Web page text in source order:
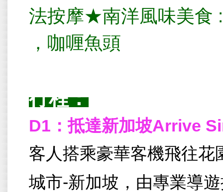
法按摩★南洋風味美食 :
，咖喱魚頭
行程：
D1：抵達新加坡Arrive
客人搭乘豪華客機飛往
城市-新加坡，由專業導